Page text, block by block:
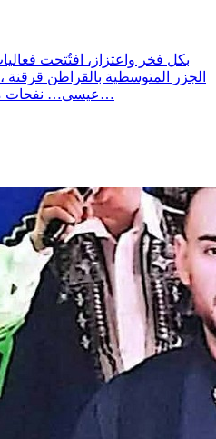
بكل فخر واعتزاز، افتُتحت
الجزر المتوسطية بالقراطن
عيسى… نفحات من التراث الروحي بقرقنة"، في…